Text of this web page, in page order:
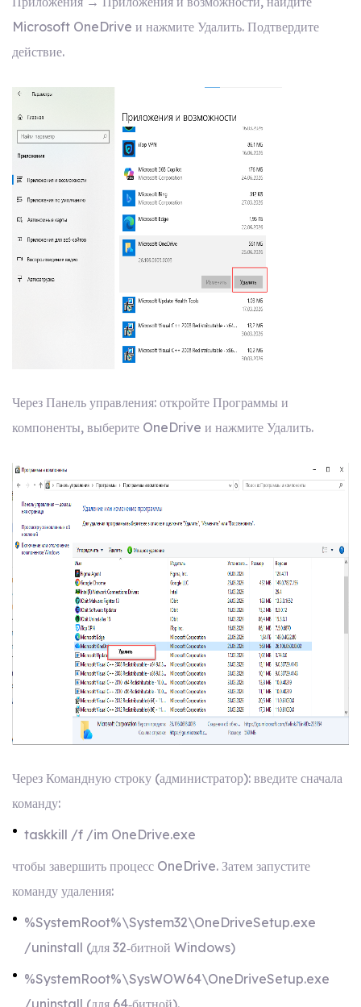
Microsoft OneDrive и нажмите Удалить. Подтвердите
действие.
Через Панель управления: откройте Программы и
компоненты, выберите OneDrive и нажмите Удалить.
Через Командную строку (администратор): введите сначала
команду:
taskkill /f /im OneDrive.exe
чтобы завершить процесс OneDrive. Затем запустите
команду удаления:
%SystemRoot%\System32\OneDriveSetup.exe
/uninstall (для 32‑битной Windows)
%SystemRoot%\SysWOW64\OneDriveSetup.exe
/uninstall (для 64‑битной).